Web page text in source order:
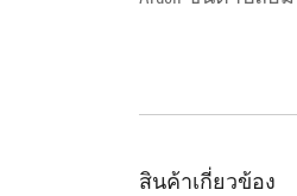
สินค้าเกี่ยวข้อง